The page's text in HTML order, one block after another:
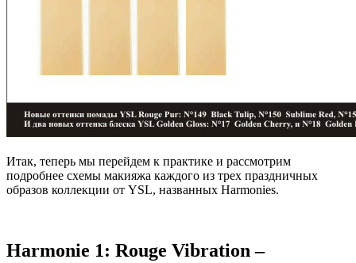
Итак, теперь мы перейдем к практике и рассмотрим
подробнее схемы макияжа каждого из трех праздничных
образов коллекции от YSL, названных Harmonies.
Harmonie 1: Rouge Vibration –